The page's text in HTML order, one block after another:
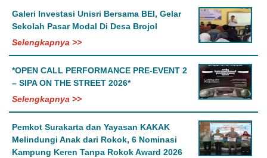
Galeri Investasi Unisri Bersama BEI, Gelar
Sekolah Pasar Modal Di Desa Brojol
Selengkapnya >>
*OPEN CALL PERFORMANCE PRE-EVENT 2
– SIPA ON THE STREET 2026*
Selengkapnya >>
Pemkot Surakarta dan Yayasan KAKAK
Melindungi Anak dari Rokok, 6 Nominasi
Kampung Keren Tanpa Rokok Award 2026